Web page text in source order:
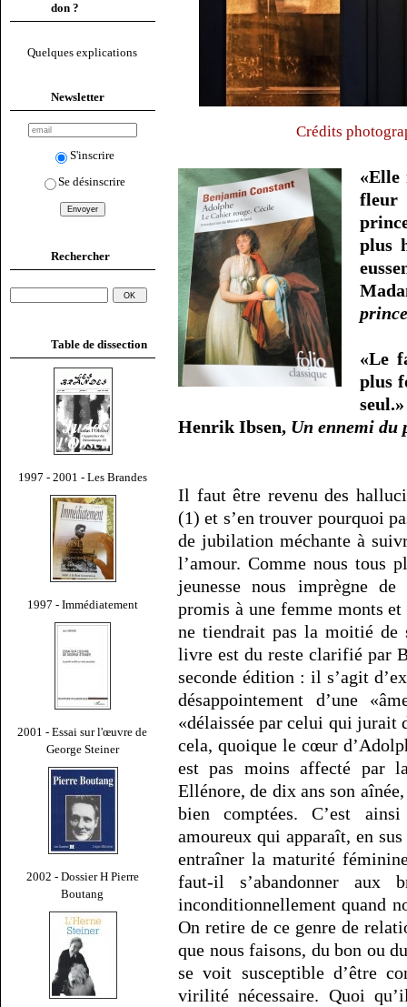
don ?
Quelques explications
Newsletter
S'inscrire
Se désinscrire
Rechercher
Table de dissection
1997 - 2001 - Les Brandes
1997 - Immédiatement
2001 - Essai sur l'œuvre de
George Steiner
2002 - Dossier H Pierre
Boutang
Crédits
«Elle
fleur
plus
«Le
plus
seul.»
Henrik Ibsen, Un ennemi du
Il faut être revenu des
(1) et s’en trouver pourquoi
de jubilation méchante à
l’amour. Comme nous tous
jeunesse nous imprègne
promis à une femme monts
ne tiendrait pas la moitié de
livre est du reste clarifié par
seconde édition : il s’agit
désappointement d’une
«délaissée par celui qui jurait
cela, quoique le cœur
est pas moins affecté par
Ellénore, de dix ans son
bien comptées. C’est
amoureux qui apparaît, en
entraîner la maturité
faut-il s’abandonner aux
inconditionnellement quand
On retire de ce genre de
que nous faisons, du bon ou
se voit susceptible d’être
virilité nécessaire. Quoi